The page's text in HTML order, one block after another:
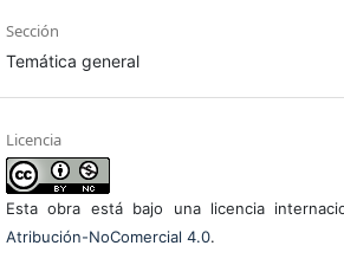
Sección
Temática general
Licencia
Esta obra está bajo una licencia
Atribución-NoComercial 4.0.